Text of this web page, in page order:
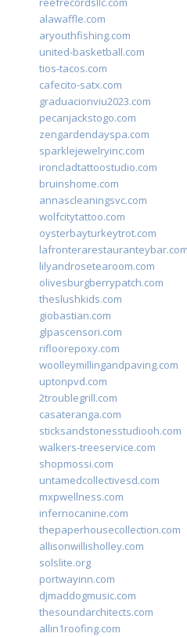
alawaffle.com
aryouthfishing.com
united-basketball.com
tios-tacos.com
cafecito-satx.com
graduacionviu2023.com
pecanjackstogo.com
zengardendayspa.com
sparklejewelryinc.com
ironcladtattoostudio.com
bruinshome.com
annascleaningsvc.com
wolfcitytattoo.com
oysterbayturkeytrot.com
lafronterarestauranteybar.com
lilyandrosetearoom.com
olivesburgberrypatch.com
theslushkids.com
giobastian.com
glpascensori.com
rifloorepoxy.com
woolleymillingandpaving.com
uptonpvd.com
2troublegrill.com
casateranga.com
sticksandstonesstudiooh.com
walkers-treeservice.com
shopmossi.com
untamedcollectivesd.com
mxpwellness.com
infernocanine.com
thepaperhousecollection.com
allisonwillisholley.com
solslite.org
portwayinn.com
djmaddogmusic.com
thesoundarchitects.com
allin1roofing.com